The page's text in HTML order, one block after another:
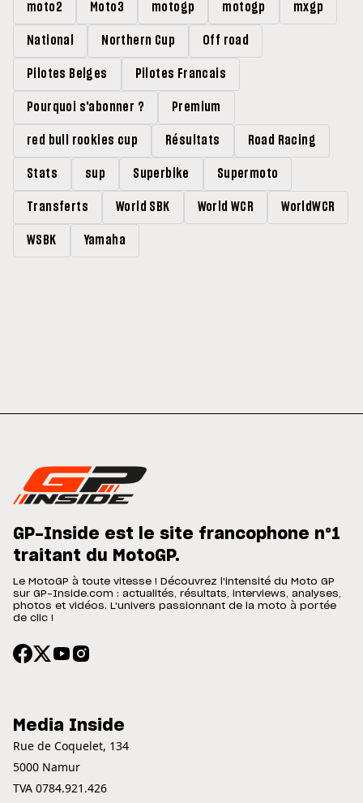
moto2 Moto3 motogp motogp mxgp
National Northern Cup Off road
Pilotes Belges Pilotes Francais
Pourquoi s'abonner ? Premium
red bull rookies cup Résultats Road Racing
Stats sup Superbike Supermoto
Transferts World SBK World WCR WorldWCR
WSBK Yamaha
GP-Inside est le site francophone n°1
traitant du MotoGP.
Le MotoGP à toute vitesse ! Découvrez l'intensité du Moto GP
sur GP-Inside.com : actualités, résultats, interviews, analyses,
photos et vidéos. L'univers passionnant de la moto à portée
de clic !
Media Inside
Rue de Coquelet, 134
5000 Namur
TVA 0784.921.426